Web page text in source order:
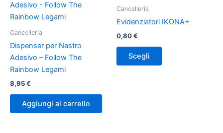
Cancelleria
Dispenser per Nastro
Adesivo – Follow The
Rainbow Legami
8,95€
Aggiungi al carrello
Cancelleria
Evidenziatori IKONA+
0,80€
Scegli
opzioni